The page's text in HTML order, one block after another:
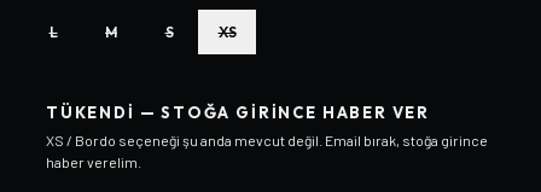
L M S XS
TÜKENDI — STOĞA GIRINCE HABER VER
XS / Bordo seçeneği şu anda mevcut değil. Email bırak, stoğa girince
haber verelim.